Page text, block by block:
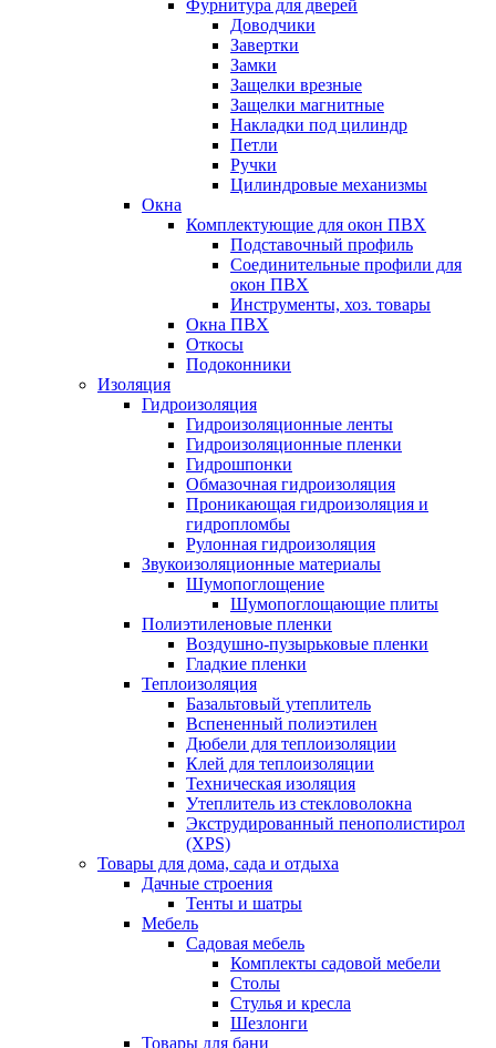
Фурнитура для дверей
Доводчики
Завертки
Замки
Защелки врезные
Защелки магнитные
Накладки под цилиндр
Петли
Ручки
Цилиндровые механизмы
Окна
Комплектующие для окон ПВХ
Подставочный профиль
Соединительные профили для
окон ПВХ
Инструменты, хоз. товары
Окна ПВХ
Откосы
Подоконники
Изоляция
Гидроизоляция
Гидроизоляционные ленты
Гидроизоляционные пленки
Гидрошпонки
Обмазочная гидроизоляция
Проникающая гидроизоляция и
гидропломбы
Рулонная гидроизоляция
Звукоизоляционные материалы
Шумопоглощение
Шумопоглощающие плиты
Полиэтиленовые пленки
Воздушно-пузырьковые пленки
Гладкие пленки
Теплоизоляция
Базальтовый утеплитель
Вспененный полиэтилен
Дюбели для теплоизоляции
Клей для теплоизоляции
Техническая изоляция
Утеплитель из стекловолокна
Экструдированный пенополистирол
(XPS)
Товары для дома, сада и отдыха
Дачные строения
Тенты и шатры
Мебель
Садовая мебель
Комплекты садовой мебели
Столы
Стулья и кресла
Шезлонги
Товары для бани